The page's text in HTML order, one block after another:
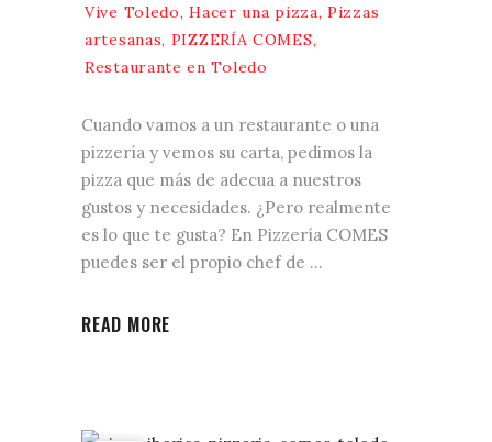
Vive Toledo,Hacer una pizza,Pizzas
artesanas, PIZZERÍA COMES,
Restaurante en Toledo
Cuando vamos a un restaurante o una
pizzería y vemos su carta, pedimos la
pizza que más de adecua a nuestros
gustos y necesidades. ¿Pero realmente
es lo que te gusta? En Pizzería COMES
puedes ser el propio chef de
READ MORE